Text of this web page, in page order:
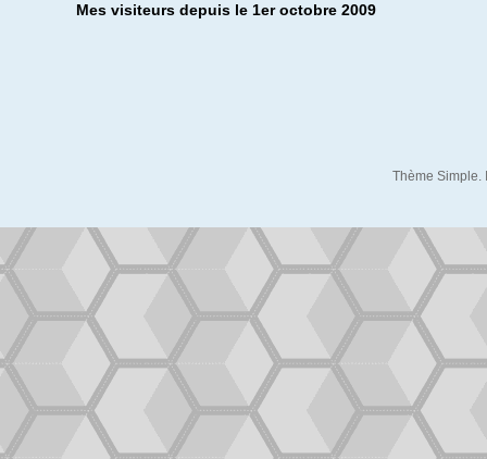
Mes visiteurs depuis le 1er octobre 2009
Thème Simple.